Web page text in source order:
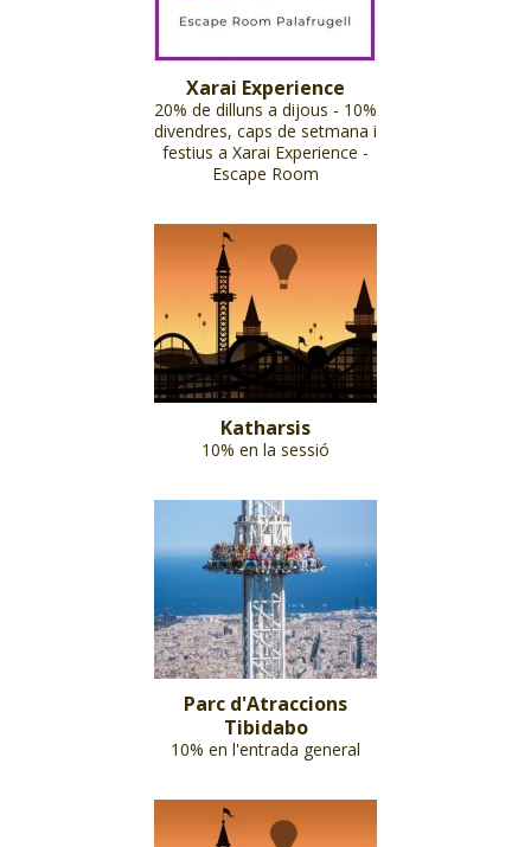
Xarai Experience
20% de dilluns a dijous - 10%
divendres, caps de setmana i
festius a Xarai Experience -
Escape Room
Katharsis
10% en la sessió
Parc d'Atraccions
Tibidabo
10% en l'entrada general